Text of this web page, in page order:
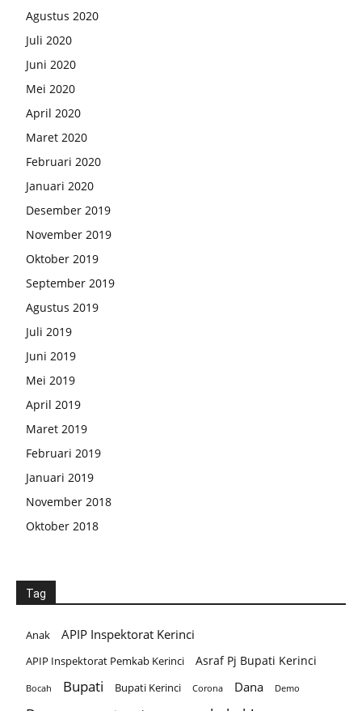
Agustus 2020
Juli 2020
Juni 2020
Mei 2020
April 2020
Maret 2020
Februari 2020
Januari 2020
Desember 2019
November 2019
Oktober 2019
September 2019
Agustus 2019
Juli 2019
Juni 2019
Mei 2019
April 2019
Maret 2019
Februari 2019
Januari 2019
November 2018
Oktober 2018
Tag
Anak APIP Inspektorat Kerinci
APIP Inspektorat Pemkab Kerinci Asraf Pj Bupati Kerinci
Bocah Bupati Bupati Kerinci Corona Dana Demo